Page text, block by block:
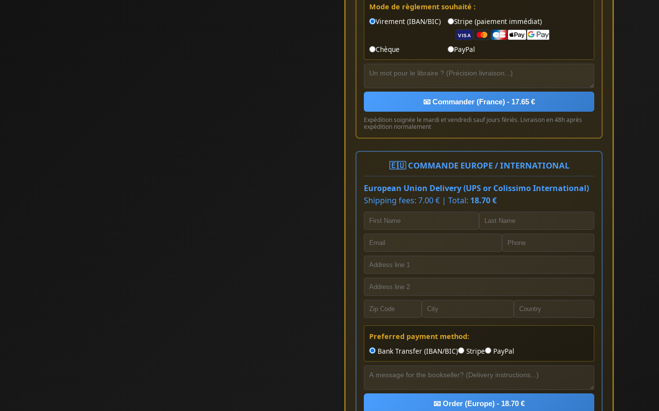
Mode de règlement souhaité :
Virement (IBAN/BIC)
Stripe (paiement immédiat)
VISA
Chèque PayPal
📧 Commander (France) - 17.65 €
Expédition soignée le mardi et vendredi sauf jours fériés. Livraison en 48h après
expédition normalement
🇪🇺 COMMANDE EUROPE / INTERNATIONAL
European Union Delivery (UPS or Colissimo International)
Shipping fees: 7.00 € | Total: 18.70 €
Preferred payment method:
Bank Transfer (IBAN/BIC)
Stripe PayPal
📧 Order (Europe) - 18.70 €